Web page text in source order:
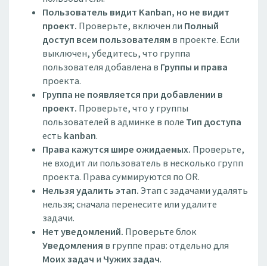
Пользователь видит Kanban, но не видит
проект. Проверьте, включен ли Полный
доступ всем пользователям в проекте. Если
выключен, убедитесь, что группа
пользователя добавлена в Группы и права
проекта.
Группа не появляется при добавлении в
проект. Проверьте, что у группы
пользователей в админке в поле Тип доступа
есть kanban.
Права кажутся шире ожидаемых. Проверьте,
не входит ли пользователь в несколько групп
проекта. Права суммируются по OR.
Нельзя удалить этап.Этап с задачами удалять
нельзя; сначала перенесите или удалите
задачи.
Нет уведомлений. Проверьте блок
Уведомления в группе прав: отдельно для
Моих задач и Чужих задач.